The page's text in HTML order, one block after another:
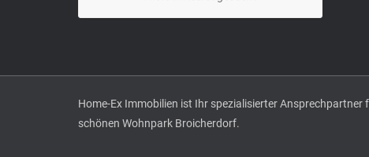
Home-Ex Immobilien ist Ihr spezialisierter
schönen Wohnpark Broicherdorf.